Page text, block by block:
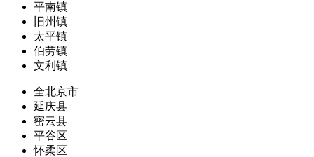
平南镇
旧州镇
太平镇
伯劳镇
文利镇
全北京市
延庆县
密云县
平谷区
怀柔区